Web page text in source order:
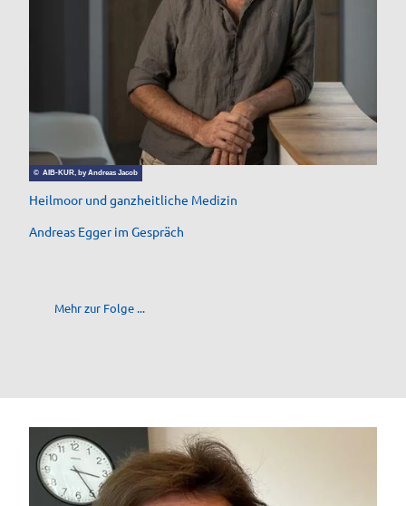
© AIB-KUR, by Andreas Jacob
Heilmoor und ganzheitliche Medizin
Andreas Egger im Gespräch
Mehr zur Folge ...